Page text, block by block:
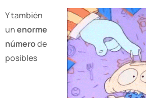
Y también
unenorme
númerode
posibles